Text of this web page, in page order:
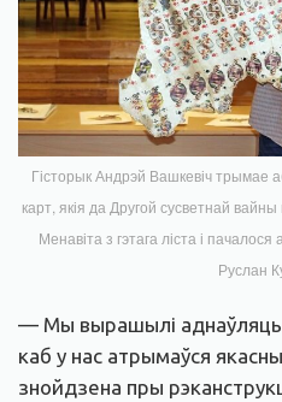
Гісторык Андрэй Вашкевіч трымае
карт, якія да Другой сусветнай
Менавіта з гэтага ліста і
Руслан
— Мы вырашылі аднаўляць
каб у нас атрымаўся
знойдзена пры